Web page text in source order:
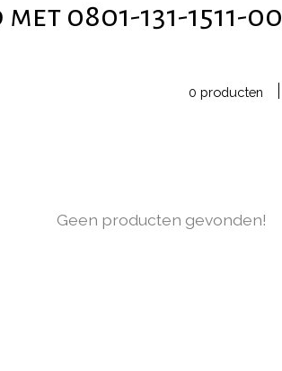
0801-131-1511-00
0 producten
Geen producten gevonden!